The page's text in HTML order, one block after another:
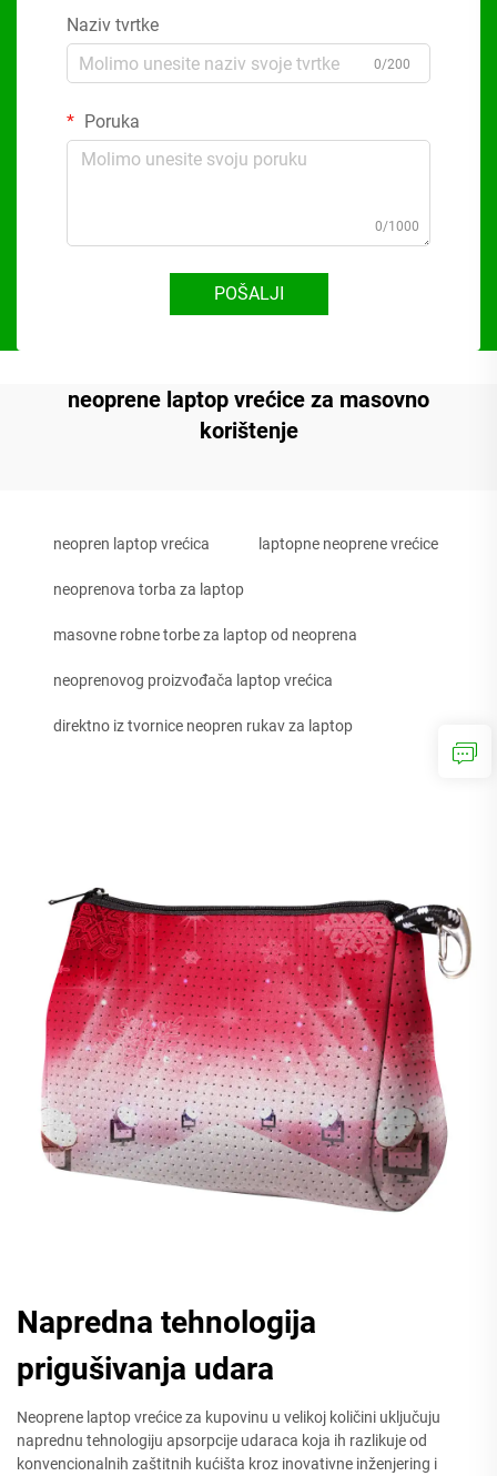
Naziv tvrtke
0/200
Poruka
0/1000
POŠALJI
neoprene laptop vrećice za masovno
korištenje
neopren laptop vrećica laptopne neoprene vrećice
neoprenova torba za laptop
masovne robne torbe za laptop od neoprena
neoprenovog proizvođača laptop vrećica
direktno iz tvornice neopren rukav za laptop
Napredna tehnologija
prigušivanja udara
Neoprene laptop vrećice za kupovinu u velikoj količini uključuju
naprednu tehnologiju apsorpcije udaraca koja ih razlikuje od
konvencionalnih zaštitnih kućišta kroz inovativne inženjering i